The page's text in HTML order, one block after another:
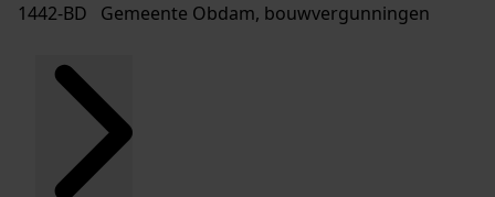
1442-BD Gemeente Obdam, bouwvergunningen